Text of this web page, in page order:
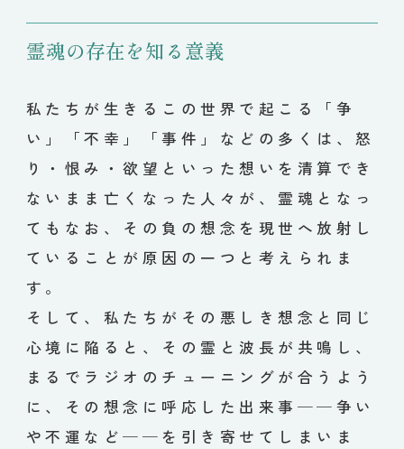
霊魂の存在を知る意義
私たちが生きるこの世界で起こる「争
い」「不幸」「事件」などの多くは、怒
り・恨み・欲望といった想いを清算でき
ないまま亡くなった人々が、霊魂となっ
てもなお、その負の想念を現世へ放射し
ていることが原因の一つと考えられま
す。
そして、私たちがその悪しき想念と同じ
心境に陥ると、その霊と波長が共鳴し、
まるでラジオのチューニングが合うよう
に、その想念に呼応した出来事──争い
や不運など──を引き寄せてしまいま